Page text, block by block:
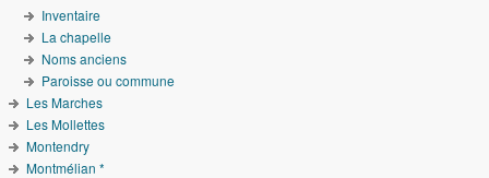
Inventaire
La chapelle
Noms anciens
Paroisse ou commune
Les Marches
Les Mollettes
Montendry
Montmélian *